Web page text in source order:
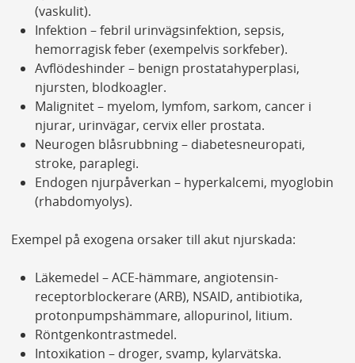
(vaskulit).
Infektion – febril urinvägsinfektion, sepsis,
hemorragisk feber (exempelvis sorkfeber).
Avflödeshinder – benign prostatahyperplasi,
njursten, blodkoagler.
Malignitet – myelom, lymfom, sarkom, cancer i
njurar, urinvägar, cervix eller prostata.
Neurogen blåsrubbning – diabetesneuropati,
stroke, paraplegi.
Endogen njurpåverkan – hyperkalcemi, myoglobin
(rhabdomyolys).
Exempel på exogena orsaker till akut njurskada:
Läkemedel – ACE-hämmare, angiotensin-
receptorblockerare (ARB), NSAID, antibiotika,
protonpumpshämmare, allopurinol, litium.
Röntgenkontrastmedel.
Intoxikation – droger, svamp, kylarvätska.